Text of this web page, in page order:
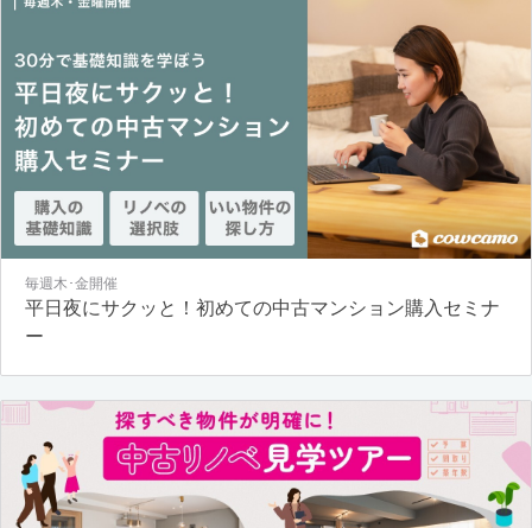
毎週木･金開催
平日夜にサクッと！初めての中古マンション購入セミナ
ー